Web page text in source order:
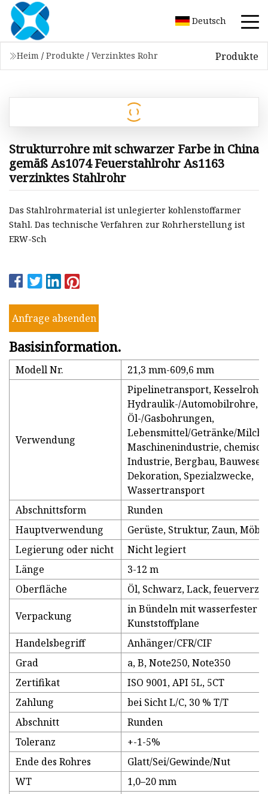
Deutsch
Heim / Produkte / Verzinktes Rohr Produkte
Strukturrohre mit schwarzer Farbe in China
gemäß As1074 Feuerstahlrohr As1163
verzinktes Stahlrohr
Das Stahlrohrmaterial ist unlegierter kohlenstoffarmer
Stahl. Das technische Verfahren zur Rohrherstellung ist
ERW-Sch
Anfrage absenden
Basisinformation.
Modell Nr. 21,3 mm-609,6 mm
Verwendung
Pipelinetransport,
Hydraulik-/Automobilrohre,
Öl-/Gasbohrungen,
Lebensmittel/Getränke/
Maschinenindustrie,
Industrie, Bergbau,
Dekoration, Spezialzwecke,
Wassertransport
Abschnittsform
Runden
Hauptverwendung
Gerüste, Struktur, Zaun, Möbel
Legierung oder nicht
Nicht legiert
Länge
3-12 m
Oberfläche
Öl, Schwarz, Lack,
Verpackung
in Bündeln mit wasserfester
Kunststoffplane
Handelsbegriff
Anhänger/CFR/CIF
Grad
a, B, Note250, Note350
Zertifikat
ISO 9001, API 5L, 5CT
Zahlung
bei Sicht L/C, 30 % T/T
Abschnitt
Runden
Toleranz
+-1-5%
Ende des Rohres
Glatt/Sei/Gewinde/Nut
WT
1,0–20 mm